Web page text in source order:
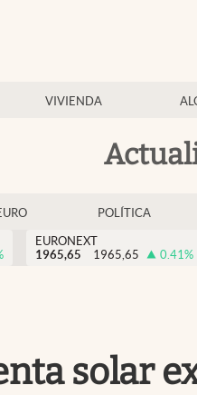
VIVIENDA
POLÍTICA
EURONEXT
1965,65
1965,65 0.41%
solar